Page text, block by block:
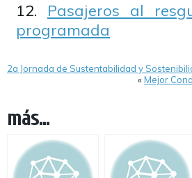
Pasajeros al
programada
2a Jornada de Sustentabilidad y
«Mejor
más...